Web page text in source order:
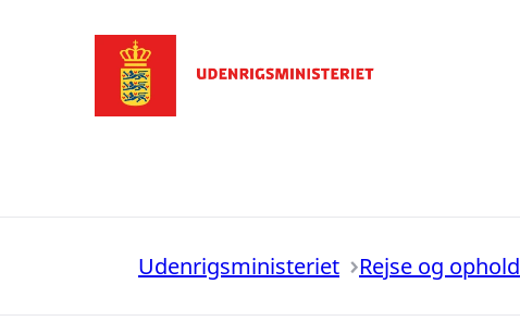
Udenrigsministeriet Rejse og ophold